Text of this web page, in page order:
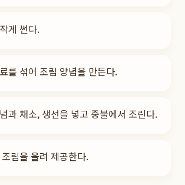
게 썬다.
를 섞어 조림 양념을 만든다.
과 채소, 생선을 넣고 중불에서 조린다.
림을 올려 제공한다.